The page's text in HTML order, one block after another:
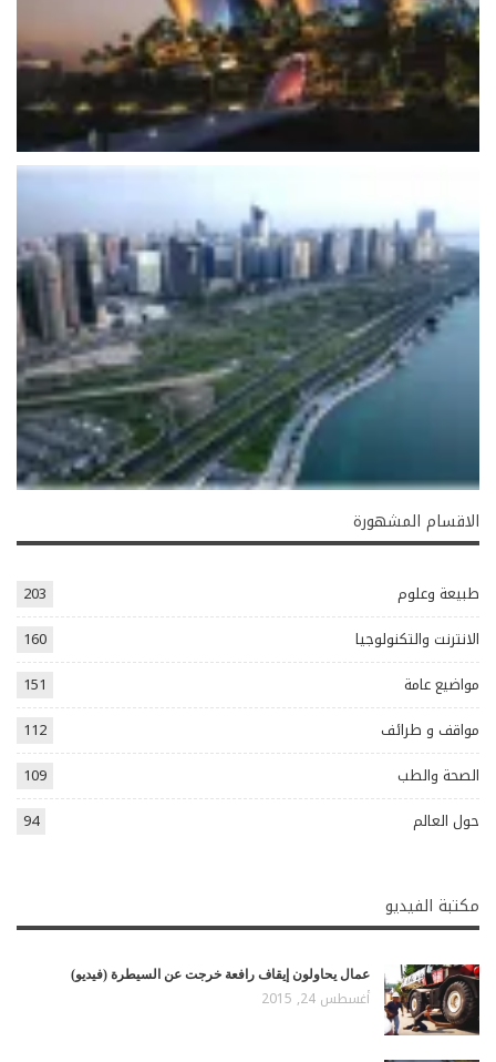
الاقسام المشهورة
طبيعة وعلوم
203
الانترنت والتكنولوجيا
160
مواضيع عامة
151
مواقف و طرائف
112
الصحة والطب
109
حول العالم
94
مكتبة الفيديو
عمال يحاولون إيقاف رافعة خرجت عن السيطرة (فيديو)
أغسطس 24, 2015